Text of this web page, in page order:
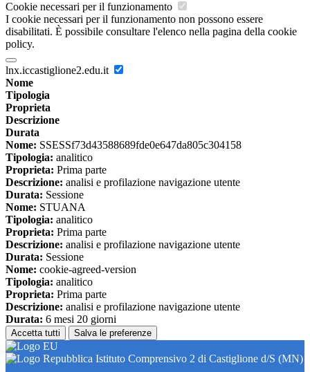
Cookie necessari per il funzionamento
I cookie necessari per il funzionamento non possono essere
disabilitati. È possibile consultare l'elenco nella pagina della cookie
policy.
lnx.iccastiglione2.edu.it
Nome
Tipologia
Proprieta
Descrizione
Durata
Nome: SSESSf73d43588689fde0e647da805c304158
Tipologia: analitico
Proprieta: Prima parte
Descrizione: analisi e profilazione navigazione utente
Durata: Sessione
Nome: STUANA
Tipologia: analitico
Proprieta: Prima parte
Descrizione: analisi e profilazione navigazione utente
Durata: Sessione
Nome: cookie-agreed-version
Tipologia: analitico
Proprieta: Prima parte
Descrizione: analisi e profilazione navigazione utente
Durata: 6 mesi 20 giorni
Accetta tutti Salva le preferenze
Istituto Comprensivo 2 di Castiglione d/S (MN)